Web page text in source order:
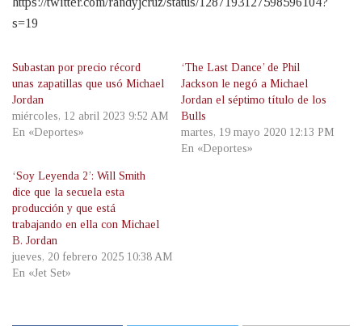
s=19
Subastan por precio récord
unas zapatillas que usó Michael
Jordan
miércoles, 12 abril 2023 9:52 AM
En «Deportes»
‘The Last Dance’ de Phil
Jackson le negó a Michael
Jordan el séptimo título de los
Bulls
martes, 19 mayo 2020 12:13 PM
En «Deportes»
‘Soy Leyenda 2’: Will Smith
dice que la secuela esta
producción y que está
trabajando en ella con Michael
B. Jordan
jueves, 20 febrero 2025 10:38 AM
En «Jet Set»